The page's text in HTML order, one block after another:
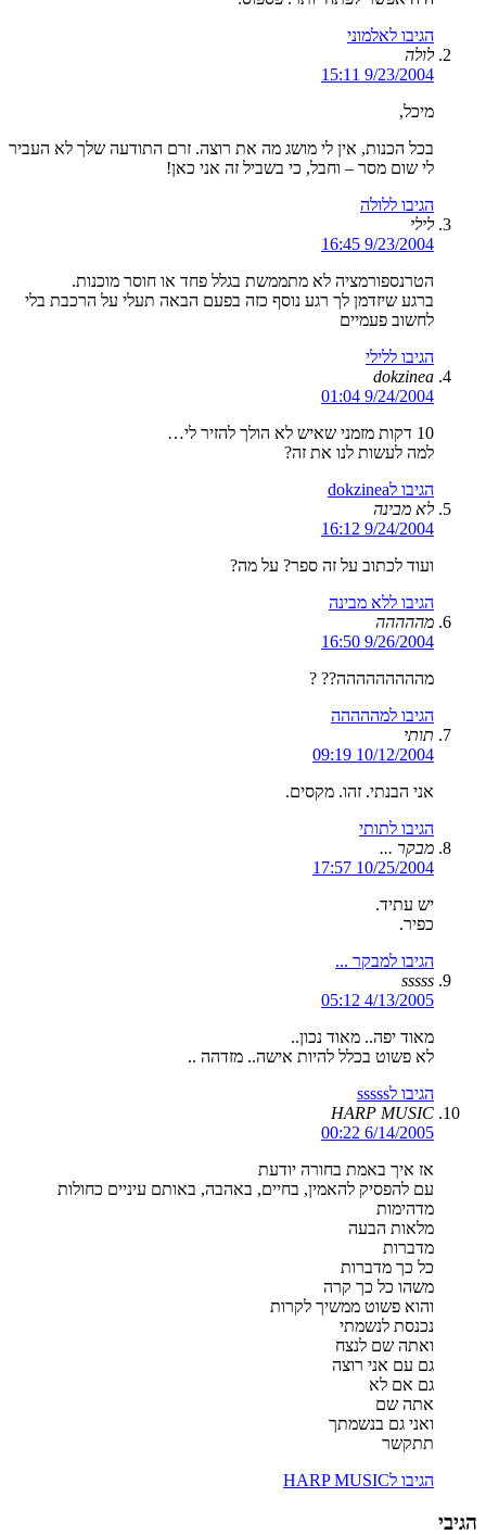
הגיבו לאלמוני
לולה
9/23/2004 15:11
מיכל,
בכל הכנות, אין לי מושג מה את רוצה. זרם התודעה שלך לא העביר
לי שום מסר – וחבל, כי בשביל זה אני כאן!
הגיבו ללולה
לילי
9/23/2004 16:45
הטרנספורמציה לא מתממשת בגלל פחד או חוסר מוכנות.
ברגע שיזדמן לך רגע נוסף כזה בפעם הבאה תעלי על הרכבת בלי
לחשוב פעמיים
הגיבו ללילי
dokzinea
9/24/2004 01:04
10 דקות מזמני שאיש לא הולך להזיר לי…
למה לעשות לנו את זה?
הגיבו לdokzinea
לא מבינה
9/24/2004 16:12
ועוד לכתוב על זה ספר? על מה?
הגיבו ללא מבינה
מההההה
9/26/2004 16:50
מההההההההה?? ?
הגיבו למההההה
תותי
10/12/2004 09:19
אני הבנתי. זהו. מקסים.
הגיבו לתותי
מבקר ...
10/25/2004 17:57
יש עתיד.
כפיר.
הגיבו למבקר ...
sssss
4/13/2005 05:12
מאוד יפה.. מאוד נכון..
לא פשוט בכלל להיות אישה.. מזדהה ..
הגיבו לsssss
HARP MUSIC
6/14/2005 00:22
אז איך באמת בחורה יודעת
עם להפסיק להאמין, בחיים, באהבה, באותם עיניים כחולות
מדהימות
מלאות הבעה
מדברות
כל כך מדברות
משהו כל כך קרה
והוא פשוט ממשיך לקרות
נכנסת לנשמתי
ואתה שם לנצח
גם עם אני רוצה
גם אם לא
אתה שם
ואני גם בנשמתך
תתקשר
הגיבו לHARP MUSIC
הגיבי